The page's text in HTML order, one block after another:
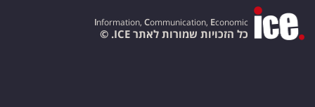
Information, Communication, Economic
כל הזכויות שמורות לאתר ICE. ©